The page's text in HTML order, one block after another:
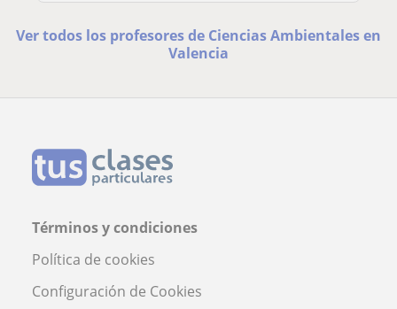
Ver todos los profesores de Ciencias Ambientales en
Valencia
Términos y condiciones
Política de cookies
Configuración de Cookies